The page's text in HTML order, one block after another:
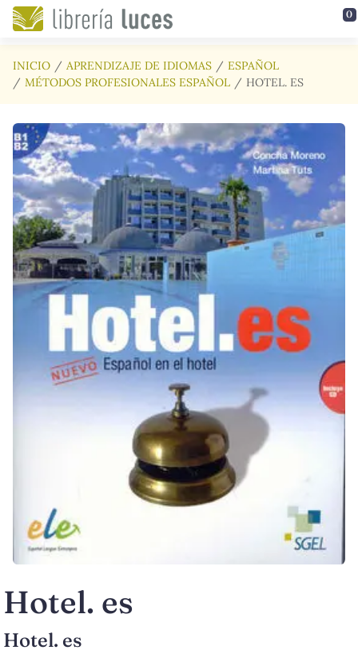
Saltar al contenido principal 0
INICIO APRENDIZAJE DE IDIOMAS
ESPAÑOL
MÉTODOS PROFESIONALES ESPAÑOL
HOTEL. ES
Hotel. es
Hotel. es